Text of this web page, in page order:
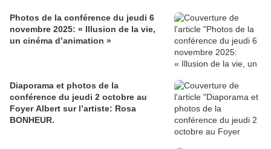
Photos de la conférence du jeudi 6
novembre 2025: « Illusion de la vie,
un cinéma d’animation »
Diaporama et photos de la
conférence du jeudi 2 octobre au
Foyer Albert sur l’artiste: Rosa
BONHEUR.